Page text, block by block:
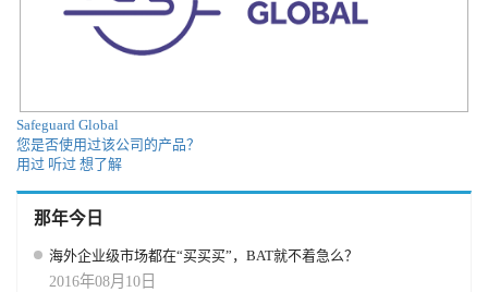
Safeguard Global
您是否使用过该公司的产品？
用过 听过 想了解
那年今日
海外企业级市场都在“买买买”，BAT就不着急么？
2016年08月10日